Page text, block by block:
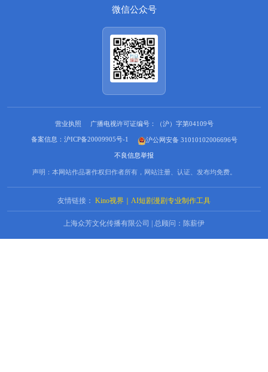
微信公众号
营业执照 广播电视许可证编号：（沪）字第04109号
备案信息：沪ICP备20009905号-1 沪公网安备 31010102006696号
不良信息举报
声明：本网站作品著作权归作者所有，网站注册、认证、发布均免费。
友情链接： Kino视界｜AI短剧漫剧专业制作工具
上海众芳文化传播有限公司 | 总顾问：陈薪伊